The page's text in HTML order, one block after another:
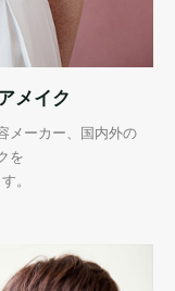
メイク
メーカー、国内外の
を
。